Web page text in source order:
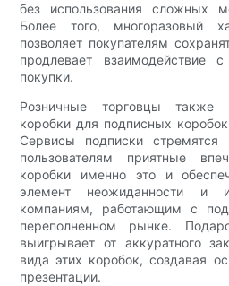
без использования сложных
Более того, многоразовый
позволяет покупателям
продлевает
покупки.
Розничные торговцы также
коробки для подписных
Сервисы подписки
пользователям приятные
коробки именно это и
элемент неожиданности и
компаниям, работающим с
переполненном рынке.
выигрывает от аккуратного
вида этих коробок, создавая
презентации.